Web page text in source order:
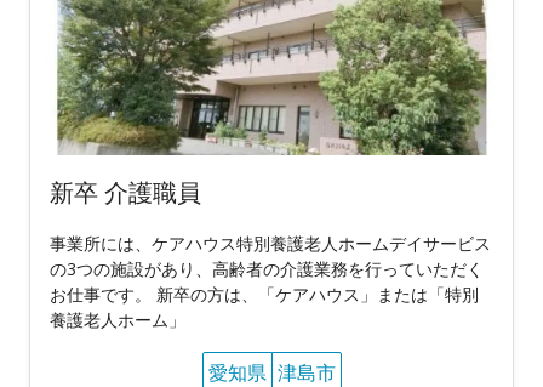
新卒 介護職員
事業所には、ケアハウス特別養護老人ホームデイサービス
の3つの施設があり、高齢者の介護業務を行っていただく
お仕事です。 新卒の方は、「ケアハウス」または「特別
養護老人ホーム」
愛知県 津島市